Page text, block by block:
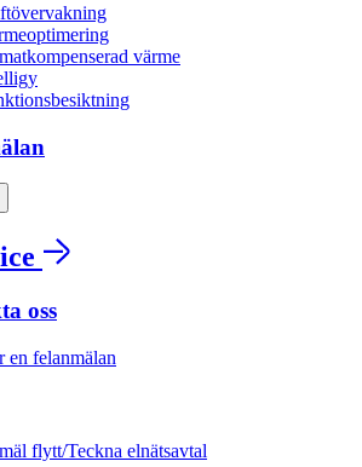
värme
oss
en felanmälan
flytt/Teckna elnätsavtal